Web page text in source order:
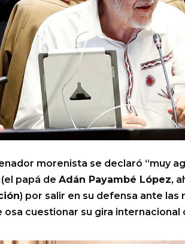
morenista se declaró “muy
(el papá de Adán Payambé López,
) por salir en su defensa ante las
osa cuestionar su gira internacional